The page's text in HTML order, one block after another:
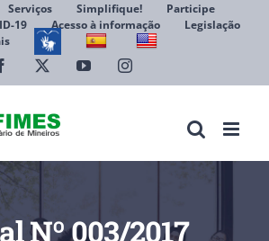
Serviços Simplifique!
Participe
19
Acesso à informação
Legislação
Facebook YouTubeInstagram
Nº 003/2017